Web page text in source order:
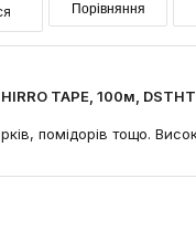
Порівняння
TAPE, 100м,
помідорів тощо.